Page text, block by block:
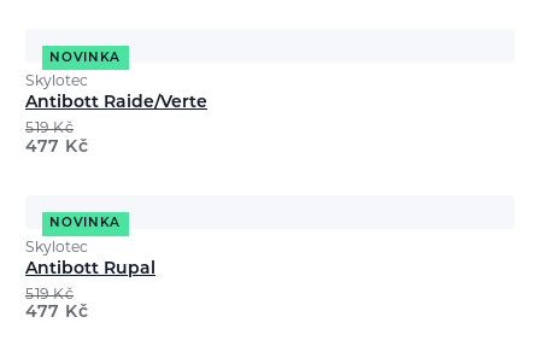
NOVINKA
Skylotec
Antibott Raide/Verte
519Kč
477 Kč
NOVINKA
Skylotec
Antibott Rupal
519Kč
477 Kč